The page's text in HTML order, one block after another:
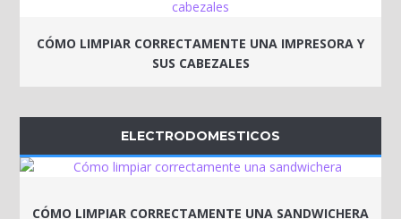
CÓMO LIMPIAR CORRECTAMENTE UNA IMPRESORA Y
SUS CABEZALES
ELECTRODOMESTICOS
CÓMO LIMPIAR CORRECTAMENTE UNA SANDWICHERA